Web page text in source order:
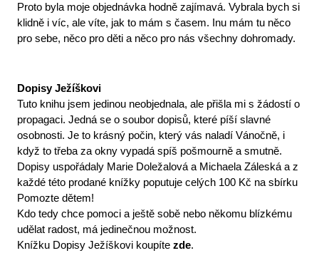
Proto byla moje objednávka hodně zajímavá. Vybrala bych si
klidně i víc, ale víte, jak to mám s časem. Inu mám tu něco
pro sebe, něco pro děti a něco pro nás všechny dohromady.
Dopisy Ježíškovi
Tuto knihu jsem jedinou neobjednala, ale přišla mi s žádostí o
propagaci. Jedná se o soubor dopisů, které píší slavné
osobnosti. Je to krásný počin, který vás naladí Vánočně, i
když to třeba za okny vypadá spíš pošmourně a smutně.
Dopisy uspořádaly Marie Doležalová a Michaela Záleská a z
každé této prodané knížky poputuje celých 100 Kč na sbírku
Pomozte dětem!
Kdo tedy chce pomoci a ještě sobě nebo někomu blízkému
udělat radost, má jedinečnou možnost.
Knížku Dopisy Ježíškovi koupíte zde.